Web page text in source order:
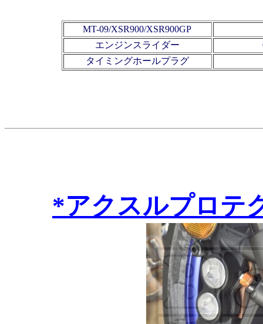
MT-09/XSR900/XSR900GP
エンジンスライダー
タイミングホールプラグ
*アクスルプロテ